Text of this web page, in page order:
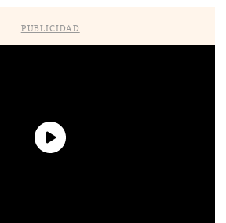
PUBLICIDAD